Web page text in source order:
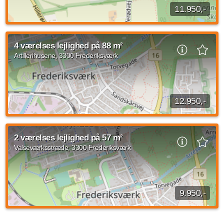
11.950,-
4 værelses lejlighed beliggende Lillesøvænget, Frederiksværk
med et areal på 112 kvadratmeter med indflytning den 1.
november 2026. Husleje er på 11.950...
Kilde: Domus Nova
4 vær. 112 m² 31. okt. 2026
4 værelses lejlighed på 88 m²
Artillerihusene, 3300 Frederiksværk
12.950,-
4 værelses lejlighed beliggende Artillerihusene, Frederiksværk
på 88 m2. Husleje udgør 12.950 DKK og forbrug er på 1.200
DKK. Der er husdyr tilladt...
Kilde: Domus Nova
4 vær. 88 m² efter aftale
2 værelses lejlighed på 57 m²
Valseværksstræde, 3300 Frederiksværk
9.950,-